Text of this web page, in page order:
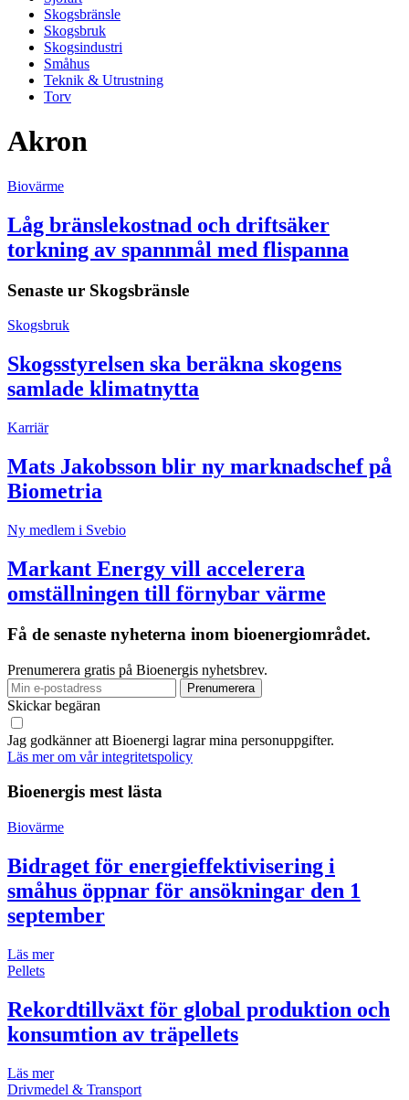
Skogsbränsle
Skogsbruk
Skogsindustri
Småhus
Teknik & Utrustning
Torv
Akron
Biovärme
Låg bränslekostnad och driftsäker
torkning av spannmål med flispanna
Senaste ur Skogsbränsle
Skogsbruk
Skogsstyrelsen ska beräkna skogens
samlade klimatnytta
Karriär
Mats Jakobsson blir ny marknadschef på
Biometria
Ny medlem i Svebio
Markant Energy vill accelerera
omställningen till förnybar värme
Få de senaste nyheterna inom bioenergiområdet.
Prenumerera gratis på Bioenergis nyhetsbrev.
Skickar begäran
Jag godkänner att Bioenergi lagrar mina personuppgifter.
Läs mer om vår integritetspolicy
Bioenergis mest lästa
Biovärme
Bidraget för energieffektivisering i
småhus öppnar för ansökningar den 1
september
Läs mer
Pellets
Rekordtillväxt för global produktion och
konsumtion av träpellets
Läs mer
Drivmedel & Transport